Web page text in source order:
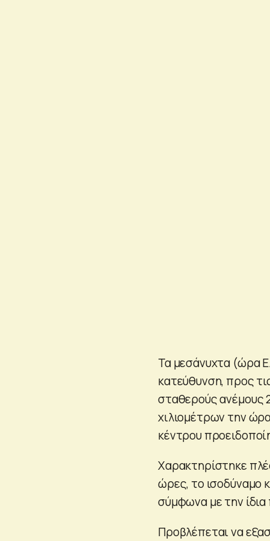
Τα μεσάνυχτα (ώρα
κατεύθυνση, προς
σταθερούς ανέμους
χιλιομέτρων την
κέντρου
Χαρακτηρίστηκε
ώρες, το ισοδύναμο
σύμφωνα με την ίδια
Προβλέπεται να